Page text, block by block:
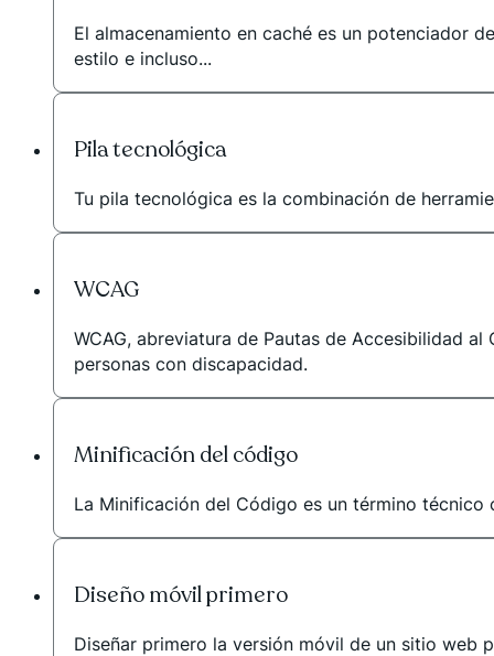
El almacenamiento en caché es un potenciador
estilo e incluso...
Pila tecnológica
Tu pila tecnológica es la combinación de
WCAG
WCAG, abreviatura de Pautas de Accesibilidad
personas con discapacidad.
Minificación del código
La Minificación del Código es un término
Diseño móvil primero
Diseñar primero la versión móvil de un sitio web